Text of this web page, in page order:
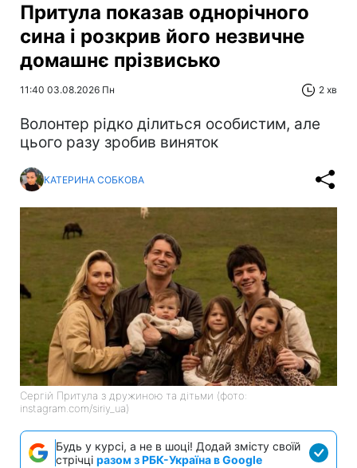
Притула показав однорічного
сина і розкрив його незвичне
домашнє прізвисько
11:40 03.08.2026 Пн 2 хв
Волонтер рідко ділиться особистим, але
цього разу зробив виняток
КАТЕРИНА СОБКОВА
Сергій Притула з дружиною та дітьми (фото:
instagram.com/siriy_ua)
Будь у курсі, а не в шоці! Додай змісту своїй
стрічці разом з РБК-Україна в Google